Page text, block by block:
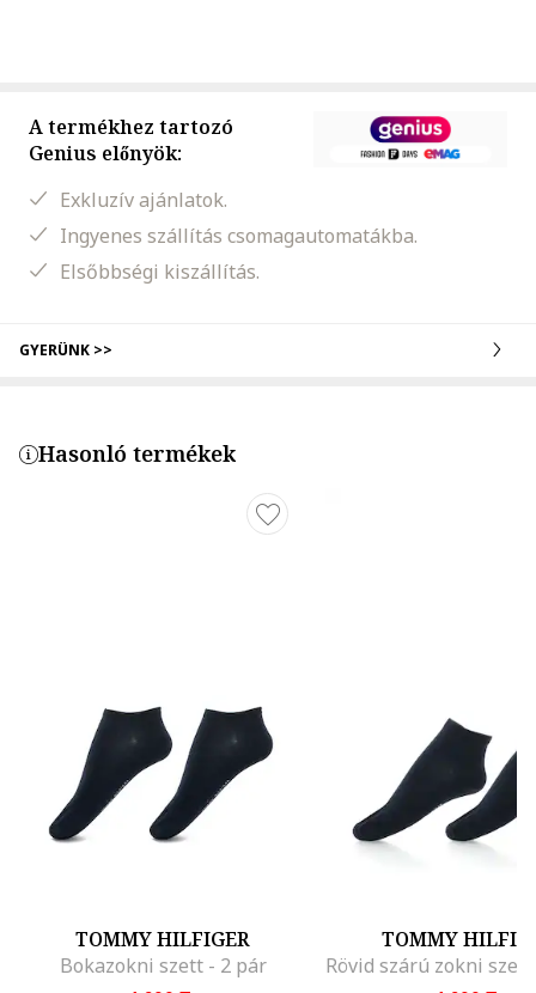
A termékhez tartozó
Genius előnyök:
Exkluzív ajánlatok.
Ingyenes szállítás csomagautomatákba.
Elsőbbségi kiszállítás.
GYERÜNK >>
Hasonló termékek
TOMMY HILFIGER
Bokazokni szett - 2 pár
TOMMY